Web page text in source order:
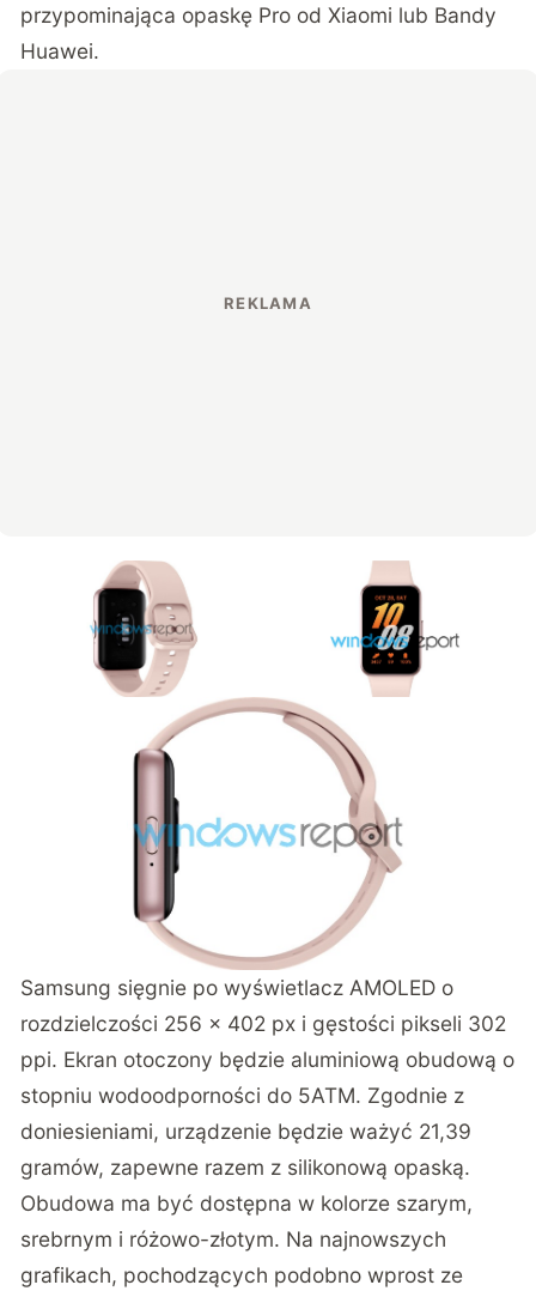
przypominająca opaskę Pro od Xiaomi lub Bandy
Huawei.
Samsung sięgnie po wyświetlacz AMOLED o
rozdzielczości 256 x 402 px i gęstości pikseli 302
ppi. Ekran otoczony będzie aluminiową obudową o
stopniu wodoodporności do 5ATM. Zgodnie z
doniesieniami, urządzenie będzie ważyć 21,39
gramów, zapewne razem z silikonową opaską.
Obudowa ma być dostępna w kolorze szarym,
srebrnym i różowo-złotym. Na najnowszych
grafikach, pochodzących podobno wprost ze